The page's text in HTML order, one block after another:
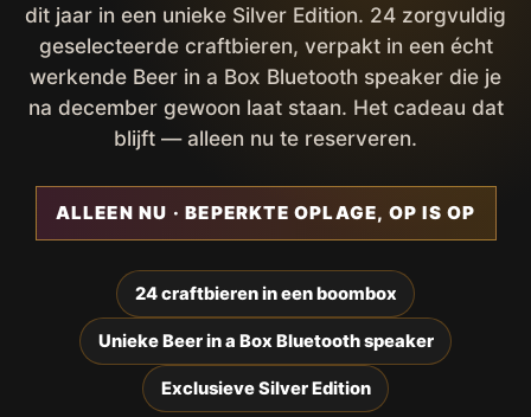
dit jaar in een unieke Silver Edition. 24 zorgvuldig
geselecteerde craftbieren, verpakt in een écht
werkende Beer in a Box Bluetooth speaker die je
na december gewoon laat staan. Het cadeau dat
blijft — alleen nu te reserveren.
ALLEEN NU · BEPERKTE OPLAGE, OP IS OP
24 craftbieren in een boombox
Unieke Beer in a Box Bluetooth speaker
Exclusieve Silver Edition